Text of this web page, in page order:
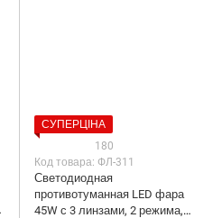
СУПЕРЦІНА
180
Код товара: ФЛ-311
Светодиодная
противотуманная LED фара
45W с 3 линзами, 2 режима,